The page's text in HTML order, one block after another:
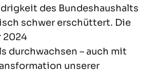
des Bundeshaushalts
schwer erschüttert. Die
2024
durchwachsen –auch mit
unserer